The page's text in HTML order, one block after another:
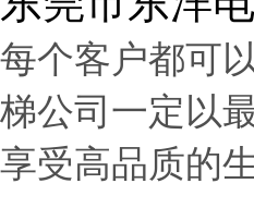
每个客户都可
梯公司一定以
享受高品质的